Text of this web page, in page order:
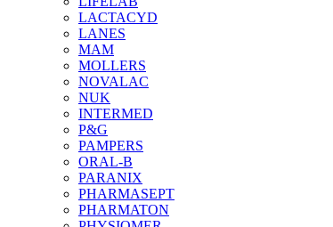
LACTACYD
LANES
MAM
MOLLERS
NOVALAC
NUK
INTERMED
P&G
PAMPERS
ORAL-B
PARANIX
PHARMASEPT
PHARMATON